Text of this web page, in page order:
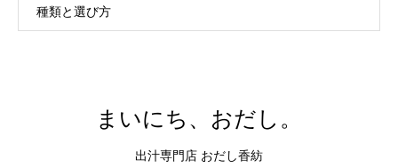
種類と選び方
まいにち、おだし。
出汁専門店 おだし香紡